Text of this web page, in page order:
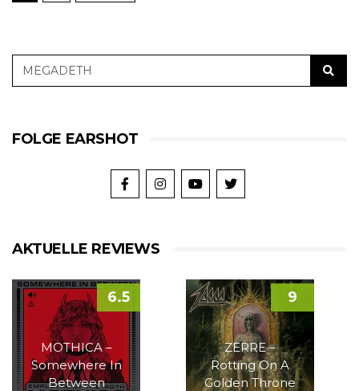
FOLGE EARSHOT
AKTUELLE REVIEWS
MOTHICA –
Somewhere In
Between
6.5
ZERRE –
Rotting On A
Golden Throne
9